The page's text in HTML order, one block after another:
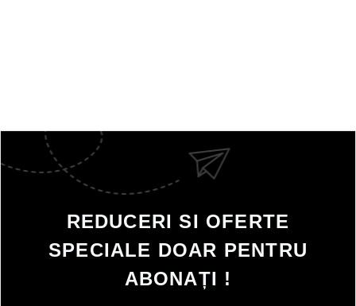
REDUCERI SI OFERTE
SPECIALE DOAR PENTRU
ABONAȚI !